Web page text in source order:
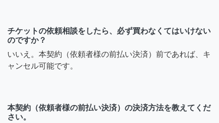
チケットの依頼相談をしたら、必ず買わなくてはいけない
のですか？
いいえ。本契約（依頼者様の前払い決済）前であれば、キ
ャンセル可能です。
本契約（依頼者様の前払い決済）の決済方法を教えてくだ
さい。